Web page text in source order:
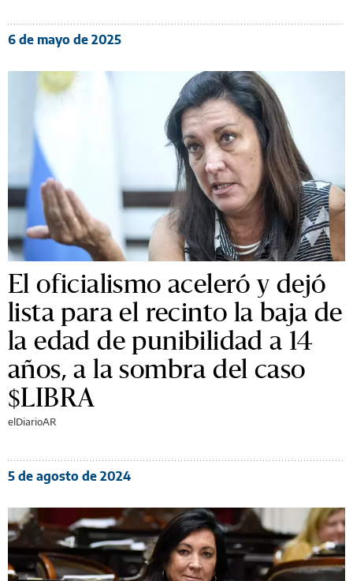
6 de mayo de 2025
El oficialismo aceleró y dejó
lista para el recinto la baja de
la edad de punibilidad a 14
años, a la sombra del caso
$LIBRA
elDiarioAR
5 de agosto de 2024